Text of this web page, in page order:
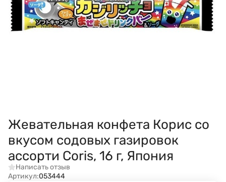
Жевательная конфета Корис со
вкусом содовых газировок
ассорти Coris, 16 г, Япония
Написать отзыв
Артикул:053444